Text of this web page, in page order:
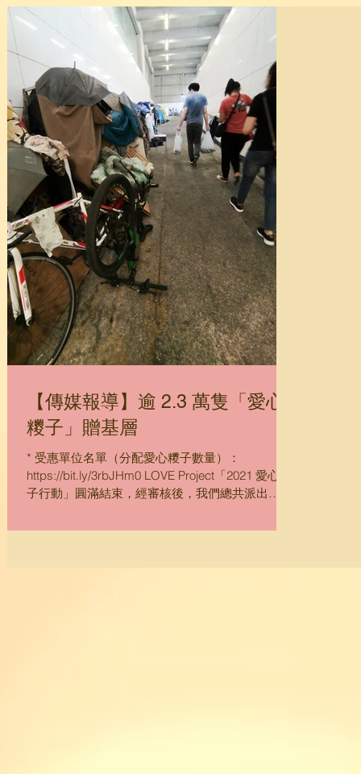
【傳媒報導】逾 2.3 萬隻「愛心
糭子」贈基層
* 受惠單位名單（分配愛心糭子數量）：
https://bit.ly/3rbJHm0 LOVE Project「2021 愛心糭
子行動」圓滿結束，經審核後，我們總共派出
有糭子已透過社福機構、非牟利團體、義工活動及